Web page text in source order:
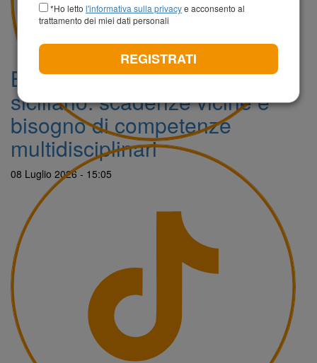
Bandi FEAMPA per il mare
siciliano: scadenze vicine e
bisogno di competenze
multidisciplinari
08 Luglio 2026 - 15:05
*Ho letto l'informativa sulla privacye acconsento al
trattamento dei miei dati personali
REGISTRATI